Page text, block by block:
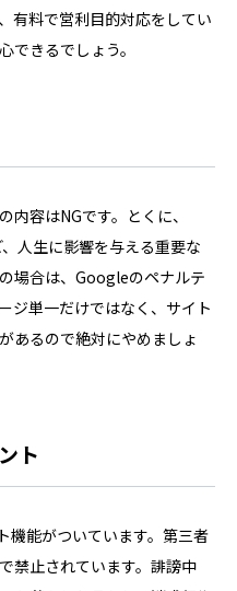
有料で営利目的対応をしてい
できるでしょう。
容はNGです。とくに、
人生に影響を与える重要な
場合は、Googleのペナルテ
ジ単一だけではなく、サイト
あるので絶対にやめましょ
ト
機能がついています。第三者
禁止されています。誹謗中